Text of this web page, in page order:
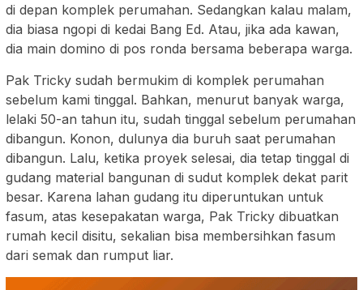
di depan komplek perumahan. Sedangkan kalau malam,
dia biasa ngopi di kedai Bang Ed. Atau, jika ada kawan,
dia main domino di pos ronda bersama beberapa warga.
Pak Tricky sudah bermukim di komplek perumahan
sebelum kami tinggal. Bahkan, menurut banyak warga,
lelaki 50-an tahun itu, sudah tinggal sebelum perumahan
dibangun. Konon, dulunya dia buruh saat perumahan
dibangun. Lalu, ketika proyek selesai, dia tetap tinggal di
gudang material bangunan di sudut komplek dekat parit
besar. Karena lahan gudang itu diperuntukan untuk
fasum, atas kesepakatan warga, Pak Tricky dibuatkan
rumah kecil disitu, sekalian bisa membersihkan fasum
dari semak dan rumput liar.